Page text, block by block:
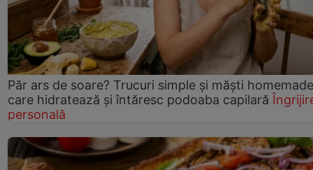
Păr ars de soare? Trucuri simple și măști homemade
care hidratează și întăresc podoaba capilară
personală